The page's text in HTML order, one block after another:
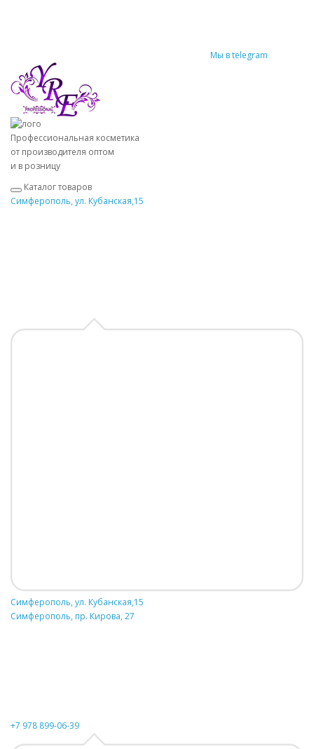
Мы в telegram
Профессиональная косметика
от производителя оптом
и в розницу
Каталог товаров
Симферополь, ул. Кубанская,15
Симферополь, ул. Кубанская,15
Симферополь, пр. Кирова, 27
+7 978 899-06-39